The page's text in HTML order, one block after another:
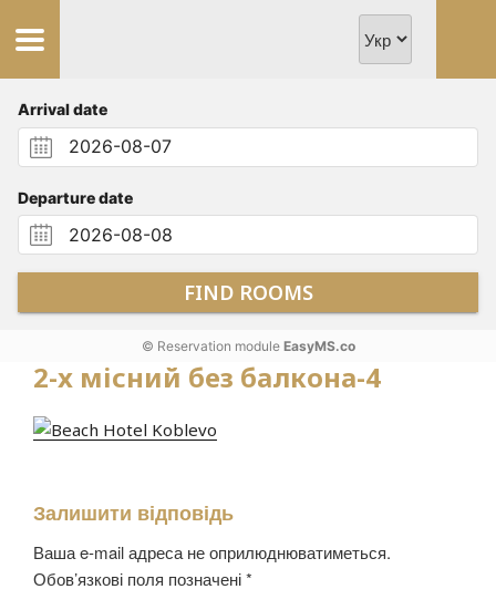
Arrival date
Departure date
FIND ROOMS
© Reservation module EasyMS.co
2-x місний без балкона-4
Залишити відповідь
Ваша e-mail адреса не оприлюднюватиметься.
Обов’язкові поля позначені*